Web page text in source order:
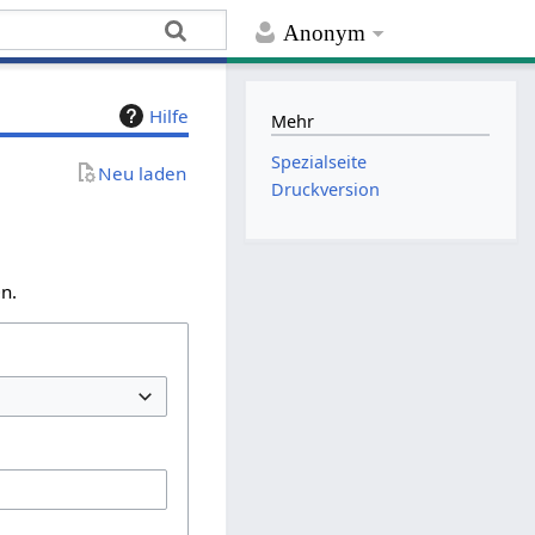
Anonym
Hilfe
Neu laden
Mehr
Spezialseite
Druckversion